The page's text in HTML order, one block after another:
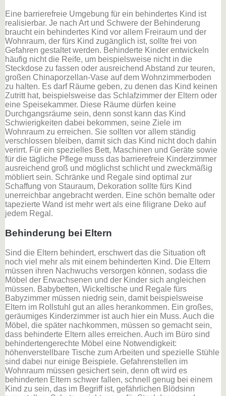
Eine barrierefreie Umgebung für ein behindertes Kind ist
realisierbar. Je nach Art und Schwere der Behinderung
braucht ein behindertes Kind vor allem Freiraum und der
Wohnraum, der fürs Kind zugänglich ist, sollte frei von
Gefahren gestaltet werden. Behinderte Kinder entwickeln
häufig nicht die Reife, um beispielsweise nicht in die
Steckdose zu fassen oder ausreichend Abstand zur teuren,
großen Chinaporzellan-Vase auf dem Wohnzimmerboden
zu halten. Es darf Räume geben, zu denen das Kind keinen
Zutritt hat, beispielsweise das Schlafzimmer der Eltern oder
eine Speisekammer. Diese Räume dürfen keine
Durchgangsräume sein, denn sonst kann das Kind
Schwierigkeiten dabei bekommen, seine Ziele im
Wohnraum zu erreichen. Sie sollten vor allem ständig
verschlossen bleiben, damit sich das Kind nicht doch dahin
verirrt. Für ein spezielles Bett, Maschinen und Geräte sowie
für die tägliche Pflege muss das barrierefreie Kinderzimmer
ausreichend groß und möglichst schlicht und zweckmäßig
möbliert sein. Schränke und Regale sind optimal zur
Schaffung von Stauraum, Dekoration sollte fürs Kind
unerreichbar angebracht werden. Eine schön bemalte oder
tapezierte Wand ist mehr wert als eine filigrane Deko auf
jedem Regal.
Behinderung bei Eltern
Sind die Eltern behindert, erschwert das die Situation oft
noch viel mehr als mit einem behinderten Kind. Die Eltern
müssen ihren Nachwuchs versorgen können, sodass die
Möbel der Erwachsenen und der Kinder sich angleichen
müssen. Babybetten, Wickeltische und Regale fürs
Babyzimmer müssen niedrig sein, damit beispielsweise
Eltern im Rollstuhl gut an alles herankommen. Ein großes,
geräumiges Kinderzimmer ist auch hier ein Muss. Auch die
Möbel, die später nachkommen, müssen so gemacht sein,
dass behinderte Eltern alles erreichen. Auch im Büro sind
behindertengerechte Möbel eine Notwendigkeit:
höhenverstellbare Tische zum Arbeiten und spezielle Stühle
sind dabei nur einige Beispiele. Gefahrenstellen im
Wohnraum müssen gesichert sein, denn oft wird es
behinderten Eltern schwer fallen, schnell genug bei einem
Kind zu sein, das im Begriff ist, gefährlichen Blödsinn